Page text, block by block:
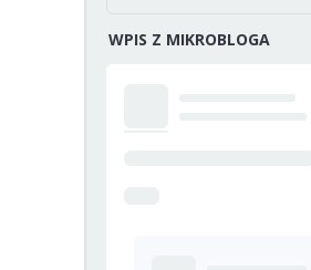
WPIS Z MIKROBLOGA